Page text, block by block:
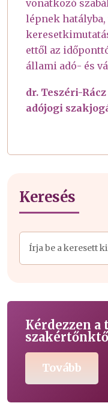
vonatkozó
lépnek
ettől az
állami adó- és
dr. Teszéri-
adójogi
Keresés
Kérdezzen a
Tovább